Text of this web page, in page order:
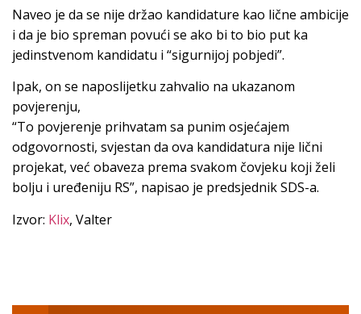
Naveo je da se nije držao kandidature kao lične ambicije
i da je bio spreman povući se ako bi to bio put ka
jedinstvenom kandidatu i “sigurnijoj pobjedi”.
Ipak, on se naposlijetku zahvalio na ukazanom
povjerenju,
“To povjerenje prihvatam sa punim osjećajem
odgovornosti, svjestan da ova kandidatura nije lični
projekat, već obaveza prema svakom čovjeku koji želi
bolju i uređeniju RS”, napisao je predsjednik SDS-a.
Izvor: Klix, Valter